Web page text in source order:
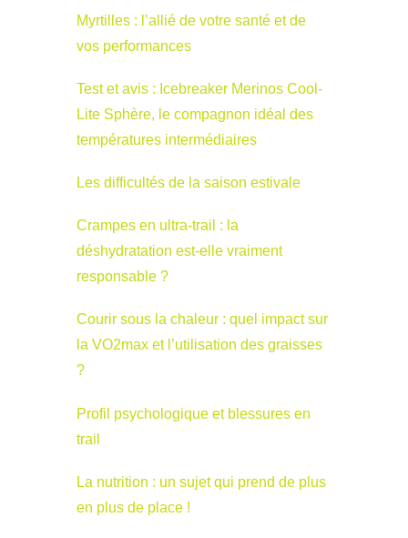
Myrtilles : l’allié de votre santé et de
vos performances
Test et avis : Icebreaker Merinos Cool-
Lite Sphère, le compagnon idéal des
températures intermédiaires
Les difficultés de la saison estivale
Crampes en ultra-trail : la
déshydratation est-elle vraiment
responsable ?
Courir sous la chaleur : quel impact sur
la VO2max et l’utilisation des graisses
?
Profil psychologique et blessures en
trail
La nutrition : un sujet qui prend de plus
en plus de place !